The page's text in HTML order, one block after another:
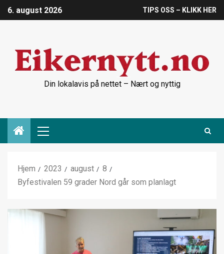
6. august 2026 TIPS OSS – KLIKK HER
Din lokalavis på nettet – Nært og nyttig
Hjem 2023 august
8
Byfestivalen 59 grader Nord går som planlagt